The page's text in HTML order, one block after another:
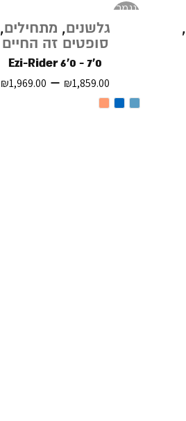
,
נגמר
גלשנים, מתחילים,
סופטים זה החיים
Ezi-Rider 6'0 - 7'0
₪1,859.00
–
₪1,969.00